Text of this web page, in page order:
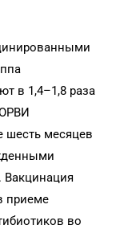
в 1,4–1,8 раза
шесть месяцев
приеме
во